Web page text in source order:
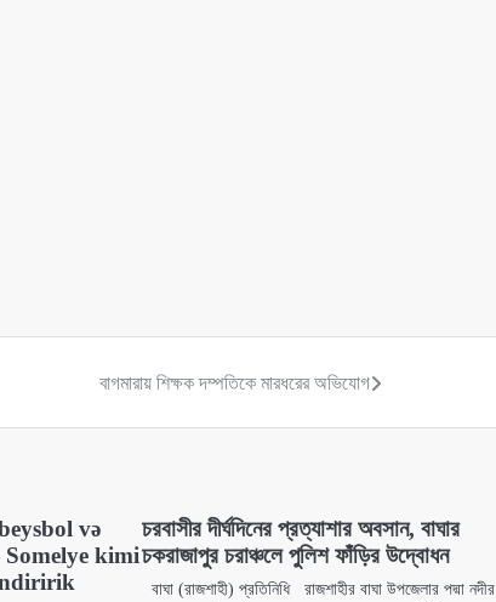
বাগমারায় শিক্ষক দম্পতিকে মারধরের অভিযোগ
və
kimi
চরবাসীর দীর্ঘদিনের প্রত্যাশার অবসান, বাঘার
চকরাজাপুর চরাঞ্চলে পুলিশ ফাঁড়ির উদ্বোধন
বাঘা (রাজশাহী) প্রতিনিধি রাজশাহীর বাঘা উপজেলার পদ্মা নদীর